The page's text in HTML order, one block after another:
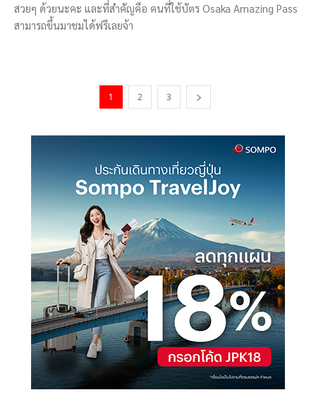
สวยๆ ด้วยนะคะ และที่สำคัญคือ คนที่ใช้บัตร Osaka Amazing Pass
สามารถขึ้นมาชมได้ฟรีเลยจ้า
1 2 3